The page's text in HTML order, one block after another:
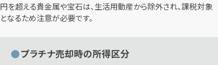
円を超える貴金属や宝石は、生活用動産から除外され、課税対象
となるため注意が必要です。
プラチナ売却時の所得区分